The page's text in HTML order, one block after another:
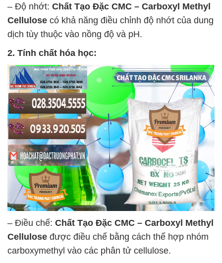
– Độ nhớt: Chất Tạo Đặc CMC – Carboxyl Methyl
Cellulose có khả năng điều chỉnh độ nhớt của dung
dịch tùy thuộc vào nồng độ và pH.
2. Tính chất hóa học:
– Điều chế: Chất Tạo Đặc CMC – Carboxyl Methyl
Cellulose được điều chế bằng cách thế hợp nhóm
carboxymethyl vào các phân tử cellulose.